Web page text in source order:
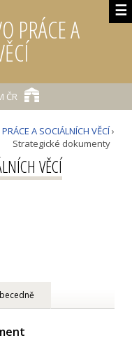
☰
PRÁCE A
ČR
A SOCIÁLNÍCH VĚCÍ›
Strategické dokumenty
VĚCÍ